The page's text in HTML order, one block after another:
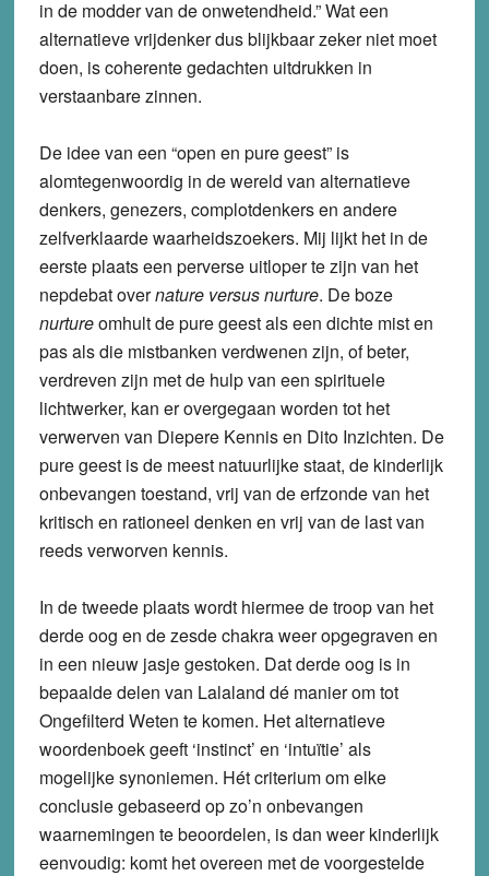
in de modder van de onwetendheid.” Wat een
alternatieve vrijdenker dus blijkbaar zeker niet moet
doen, is coherente gedachten uitdrukken in
verstaanbare zinnen.
De idee van een “open en pure geest” is
alomtegenwoordig in de wereld van alternatieve
denkers, genezers, complotdenkers en andere
zelfverklaarde waarheidszoekers. Mij lijkt het in de
eerste plaats een perverse uitloper te zijn van het
nepdebat overnature versus nurture. De boze
nurtureomhult de pure geest als een dichte mist en
pas als die mistbanken verdwenen zijn, of beter,
verdreven zijn met de hulp van een spirituele
lichtwerker, kan er overgegaan worden tot het
verwerven van Diepere Kennis en Dito Inzichten. De
pure geest is de meest natuurlijke staat, de kinderlijk
onbevangen toestand, vrij van de erfzonde van het
kritisch en rationeel denken en vrij van de last van
reeds verworven kennis.
In de tweede plaats wordt hiermee de troop van het
derde oog en de zesde chakra weer opgegraven en
in een nieuw jasje gestoken. Dat derde oog is in
bepaalde delen van Lalaland dé manier om tot
Ongefilterd Weten te komen. Het alternatieve
woordenboek geeft ‘instinct’ en ‘intuïtie’ als
mogelijke synoniemen. Hét criterium om elke
conclusie gebaseerd op zo’n onbevangen
waarnemingen te beoordelen, is dan weer kinderlijk
eenvoudig: komt het overeen met de voorgestelde